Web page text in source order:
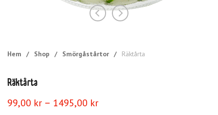
Hem / Shop / Smörgåstårtor / Räktårta
Räktårta
99,00 kr – 1495,00 krPrisintervall: